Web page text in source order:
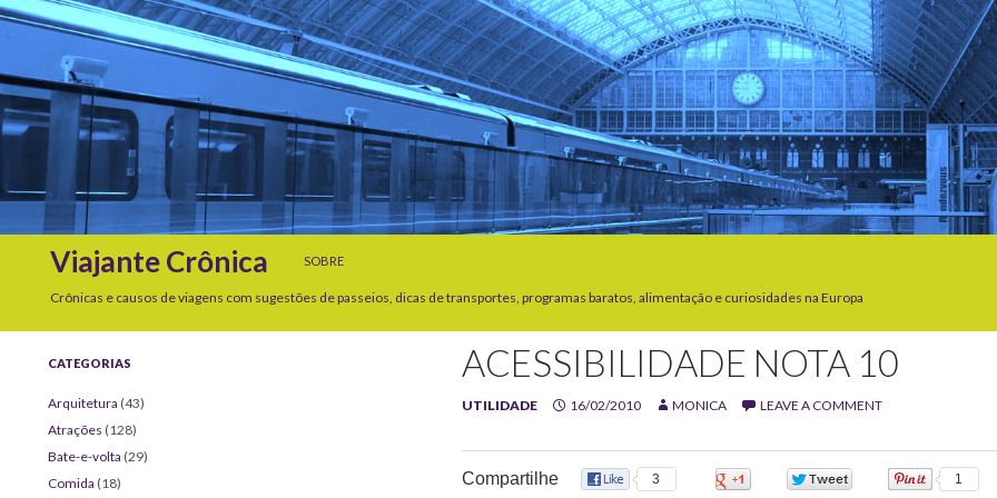
Viajante Crônica
SOBRE
Crônicas e causos de viagens com sugestões de passeios, dicas de transportes, programas baratos, alimentação e curiosidades na Europa
ACESSIBILIDADE NOTA 10
UTILIDADE 16/02/2010 MONICA LEAVE A COMMENT
Compartilhe 3 1
CATEGORIAS
Arquitetura (43)
Atrações (128)
Bate-e-volta (29)
Comida (18)